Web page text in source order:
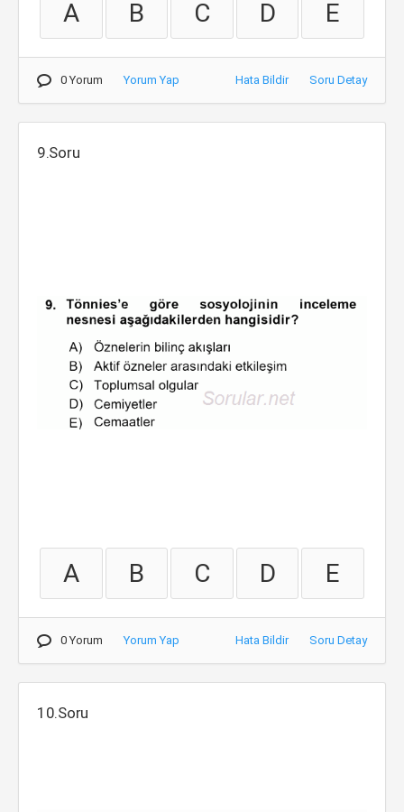
A B C D E
0 Yorum Yorum Yap Hata Bildir Soru Detay
9.Soru
A B C D E
0 Yorum Yorum Yap Hata Bildir Soru Detay
10.Soru